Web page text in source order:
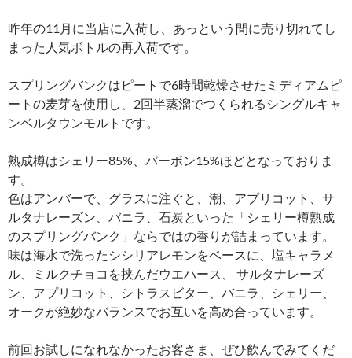
昨年の11月に当店に入荷し、あっという間に売り切れてし
まった人気ボトルの再入荷です。
スプリングバンクはピートで6時間乾燥させたミディアムピ
ートの麦芽を使用し、2回半蒸溜でつくられるシングルキャ
ンベルタウンモルトです。
熟成樽はシェリー85%、バーボン15%ほどとなっておりま
す。
色はアンバーで、グラスに注ぐと、潮、アプリコット、サ
ルタナレーズン、バニラ、石炭といった「シェリー樽熟成
のスプリングバンク」ならではの香りが詰まっています。
味は海水で洗ったシシリアレモンをベースに、塩キャラメ
ル、ミルクチョコを挟んだウエハース、 サルタナレーズ
ン、アプリコット、シトラスビター、バニラ、シェリー、
オークが絶妙なバランスでお互いを高め合っています。
前回お試しになれなかったお客さま、ぜひ飲んでみてくだ